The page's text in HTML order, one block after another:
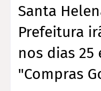
Santa
Prefeitura
nos dias 25
"Compras